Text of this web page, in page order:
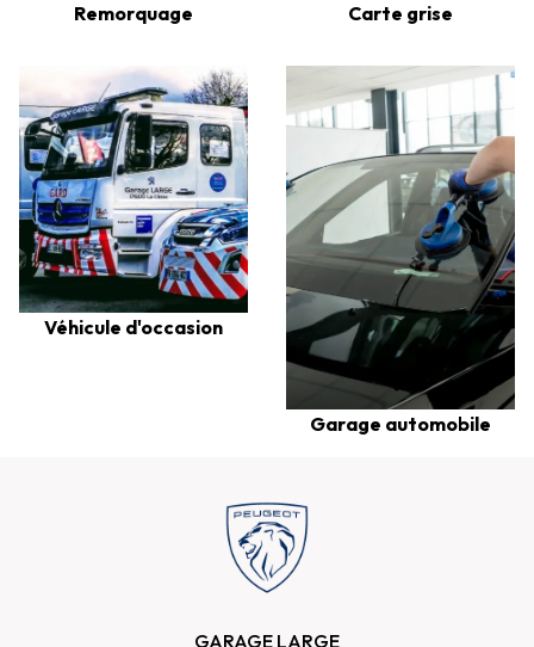
Remorquage Carte grise
Véhicule d'occasion
Garage automobile
GARAGE LARGE